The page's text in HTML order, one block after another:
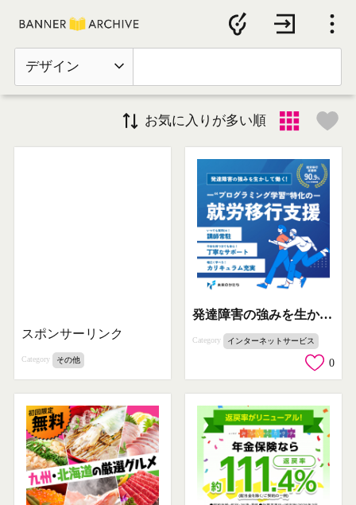
デザイン
お気に入りが多い順
スポンサーリンク
Category その他
発達障害の強みを生かして働く！ プログラミング学習特化の就労移行支援
Category インターネットサービス
0